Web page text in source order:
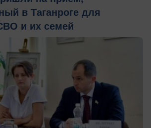
в Таганроге для
и их семей